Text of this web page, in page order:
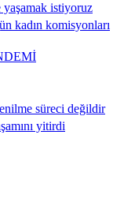
yaşamak istiyoruz
kadın komisyonları
süreci değildir
yitirdi